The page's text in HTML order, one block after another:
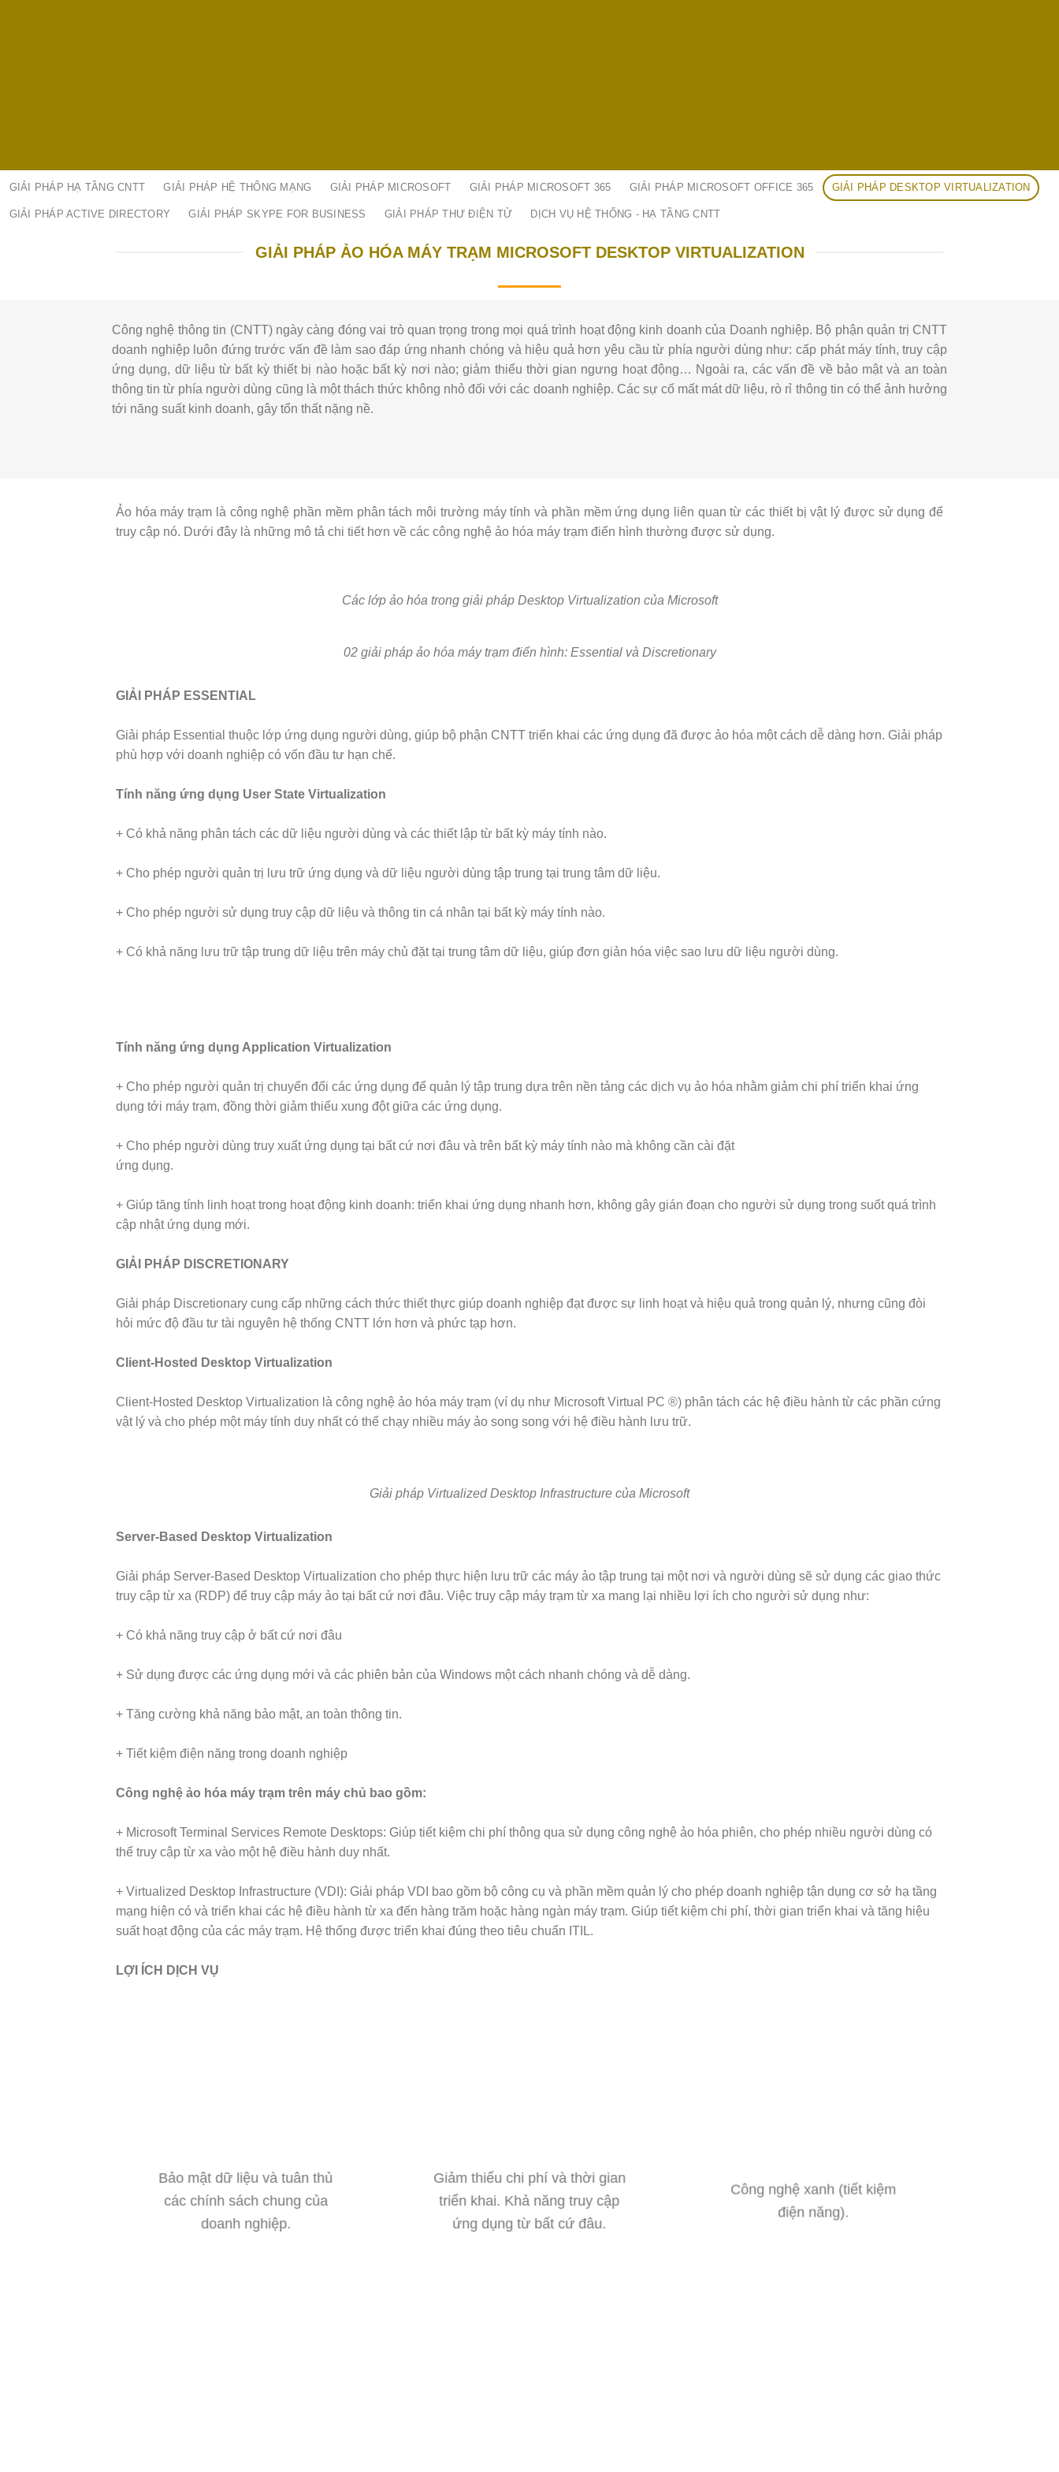
GIẢI PHÁP HẠ TẦNG CNTT GIẢI PHÁP HỆ THỐNG MẠNG GIẢI PHÁP MICROSOFT GIẢI PHÁP MICROSOFT 365 GIẢI PHÁP MICROSOFT OFFICE 365 GIẢI PHÁP DESKTOP VIRTUALIZATION
GIẢI PHÁP ACTIVE DIRECTORY GIẢI PHÁP SKYPE FOR BUSINESS GIẢI PHÁP THƯ ĐIỆN TỬ DỊCH VỤ HỆ THỐNG - HẠ TẦNG CNTT
GIẢI PHÁP ẢO HÓA MÁY TRẠM MICROSOFT DESKTOP VIRTUALIZATION
Công nghệ thông tin (CNTT) ngày càng đóng vai trò quan trọng trong mọi quá trình hoạt động kinh doanh của Doanh nghiệp. Bộ phận quản trị CNTT
doanh nghiệp luôn đứng trước vấn đề làm sao đáp ứng nhanh chóng và hiệu quả hơn yêu cầu từ phía người dùng như: cấp phát máy tính, truy cập
ứng dụng, dữ liệu từ bất kỳ thiết bị nào hoặc bất kỳ nơi nào; giảm thiểu thời gian ngưng hoạt động… Ngoài ra, các vấn đề về bảo mật và an toàn
thông tin từ phía người dùng cũng là một thách thức không nhỏ đối với các doanh nghiệp. Các sự cố mất mát dữ liệu, rò rỉ thông tin có thể ảnh hưởng
tới năng suất kinh doanh, gây tổn thất nặng nề.
Ảo hóa máy trạm là công nghệ phần mềm phân tách môi trường máy tính và phần mềm ứng dụng liên quan từ các thiết bị vật lý được sử dụng để
truy cập nó. Dưới đây là những mô tả chi tiết hơn về các công nghệ ảo hóa máy trạm điển hình thường được sử dụng.
Các lớp ảo hóa trong giải pháp Desktop Virtualization của Microsoft
02 giải pháp ảo hóa máy trạm điển hình: Essential và Discretionary
GIẢI PHÁP ESSENTIAL
Giải pháp Essential thuộc lớp ứng dụng người dùng, giúp bộ phận CNTT triển khai các ứng dụng đã được ảo hóa một cách dễ dàng hơn. Giải pháp
phù hợp với doanh nghiệp có vốn đầu tư hạn chế.
Tính năng ứng dụng User State Virtualization
+ Có khả năng phân tách các dữ liệu người dùng và các thiết lập từ bất kỳ máy tính nào.
+ Cho phép người quản trị lưu trữ ứng dụng và dữ liệu người dùng tập trung tại trung tâm dữ liệu.
+ Cho phép người sử dụng truy cập dữ liệu và thông tin cá nhân tại bất kỳ máy tính nào.
+ Có khả năng lưu trữ tập trung dữ liệu trên máy chủ đặt tại trung tâm dữ liệu, giúp đơn giản hóa việc sao lưu dữ liệu người dùng.
Tính năng ứng dụng Application Virtualization
+ Cho phép người quản trị chuyển đổi các ứng dụng để quản lý tập trung dựa trên nền tảng các dịch vụ ảo hóa nhằm giảm chi phí triển khai ứng
dụng tới máy trạm, đồng thời giảm thiểu xung đột giữa các ứng dụng.
+ Cho phép người dùng truy xuất ứng dụng tại bất cứ nơi đâu và trên bất kỳ máy tính nào mà không cần cài đặt
ứng dụng.
+ Giúp tăng tính linh hoạt trong hoạt động kinh doanh: triển khai ứng dụng nhanh hơn, không gây gián đoạn cho người sử dụng trong suốt quá trình
cập nhật ứng dụng mới.
GIẢI PHÁP DISCRETIONARY
Giải pháp Discretionary cung cấp những cách thức thiết thực giúp doanh nghiệp đạt được sự linh hoạt và hiệu quả trong quản lý, nhưng cũng đòi
hỏi mức độ đầu tư tài nguyên hệ thống CNTT lớn hơn và phức tạp hơn.
Client-Hosted Desktop Virtualization
Client-Hosted Desktop Virtualization là công nghệ ảo hóa máy trạm (ví dụ như Microsoft Virtual PC ®) phân tách các hệ điều hành từ các phần cứng
vật lý và cho phép một máy tính duy nhất có thể chạy nhiều máy ảo song song với hệ điều hành lưu trữ.
Giải pháp Virtualized Desktop Infrastructure của Microsoft
Server-Based Desktop Virtualization
Giải pháp Server-Based Desktop Virtualization cho phép thực hiện lưu trữ các máy ảo tập trung tại một nơi và người dùng sẽ sử dụng các giao thức
truy cập từ xa (RDP) để truy cập máy ảo tại bất cứ nơi đâu. Việc truy cập máy trạm từ xa mang lại nhiều lợi ích cho người sử dụng như:
+ Có khả năng truy cập ở bất cứ nơi đâu
+ Sử dụng được các ứng dụng mới và các phiên bản của Windows một cách nhanh chóng và dễ dàng.
+ Tăng cường khả năng bảo mật, an toàn thông tin.
+ Tiết kiệm điện năng trong doanh nghiệp
Công nghệ ảo hóa máy trạm trên máy chủ bao gồm:
+ Microsoft Terminal Services Remote Desktops: Giúp tiết kiệm chi phí thông qua sử dụng công nghệ ảo hóa phiên, cho phép nhiều người dùng có
thể truy cập từ xa vào một hệ điều hành duy nhất.
+ Virtualized Desktop Infrastructure (VDI): Giải pháp VDI bao gồm bộ công cụ và phần mềm quản lý cho phép doanh nghiệp tận dụng cơ sở hạ tầng
mạng hiện có và triển khai các hệ điều hành từ xa đến hàng trăm hoặc hàng ngàn máy trạm. Giúp tiết kiệm chi phí, thời gian triển khai và tăng hiệu
suất hoạt động của các máy trạm. Hệ thống được triển khai đúng theo tiêu chuẩn ITIL.
LỢI ÍCH DỊCH VỤ
Bảo mật dữ liệu và tuân thủ
các chính sách chung của
doanh nghiệp.
Giảm thiểu chi phí và thời gian
triển khai. Khả năng truy cập
ứng dụng từ bất cứ đâu.
Công nghệ xanh (tiết kiệm
điện năng).